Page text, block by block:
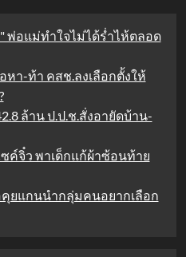
พ่อแม่ทำใจไม่ได้ร่ำไห้ตลอด
า-ท้า คสช.ลงเลือกตั้งให้
ล้าน ป.ป.ช.สั่งอายัดบ้าน-
ค์จิ๋ว พาเด็กแก้ผ้าซ้อนท้าย
ยแกนนำกลุ่มคนอยากเลือก